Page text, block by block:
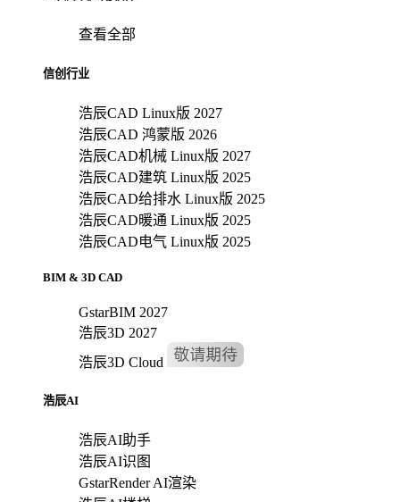
查看全部
信创行业
浩辰CAD Linux版 2027
浩辰CAD 鸿蒙版 2026
浩辰CAD机械 Linux版 2027
浩辰CAD建筑 Linux版 2025
浩辰CAD给排水 Linux版 2025
浩辰CAD暖通 Linux版 2025
浩辰CAD电气 Linux版 2025
BIM & 3D CAD
GstarBIM 2027
浩辰3D 2027
浩辰3D Cloud
浩辰AI
浩辰AI助手
浩辰AI识图
GstarRender AI渲染